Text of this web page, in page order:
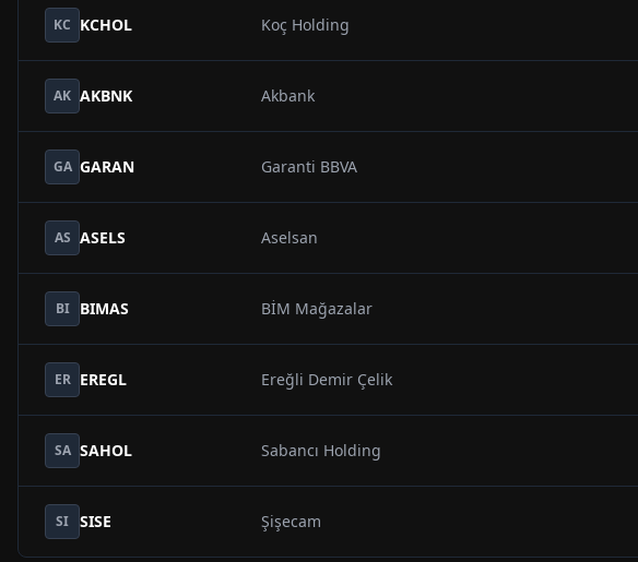
KC KCHOL Koç Holding
AK AKBNK Akbank
GA GARAN Garanti BBVA
AS ASELS Aselsan
BI BIMAS BİM Mağazalar
ER EREGL Ereğli Demir Çelik
SA SAHOL Sabancı Holding
SI SISE Şişecam